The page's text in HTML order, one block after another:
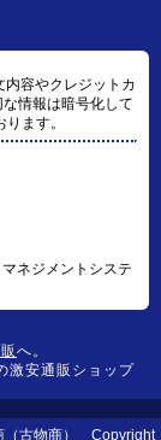
容やクレジットカ
情報は暗号化して
ます。
ネジメントシステ
へ。
激安通販ショップ
（古物商） Copyright